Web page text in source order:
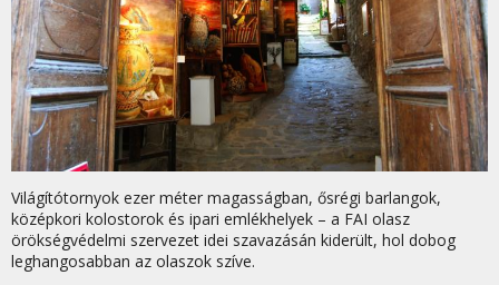
Világítótornyok ezer méter magasságban, ősrégi barlangok,
középkori kolostorok és ipari emlékhelyek – a FAI olasz
örökségvédelmi szervezet idei szavazásán kiderült, hol dobog
leghangosabban az olaszok szíve.